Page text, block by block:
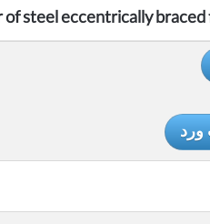
of steel eccentrically
ورد